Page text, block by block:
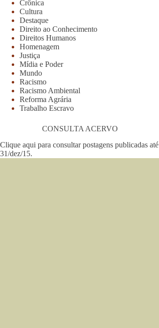
Crônica
Cultura
Destaque
Direito ao Conhecimento
Direitos Humanos
Homenagem
Justiça
Mídia e Poder
Mundo
Racismo
Racismo Ambiental
Reforma Agrária
Trabalho Escravo
CONSULTA ACERVO
Clique aqui para consultar postagens publicadas até
31/dez/15.